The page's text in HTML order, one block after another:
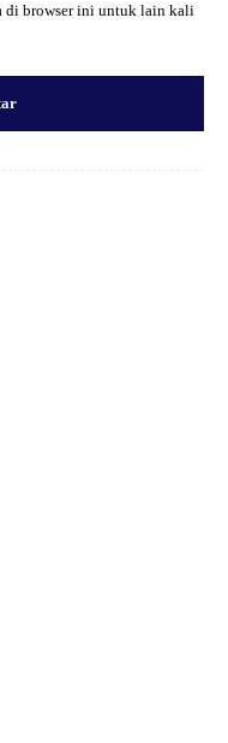
di browser ini untuk lain kali